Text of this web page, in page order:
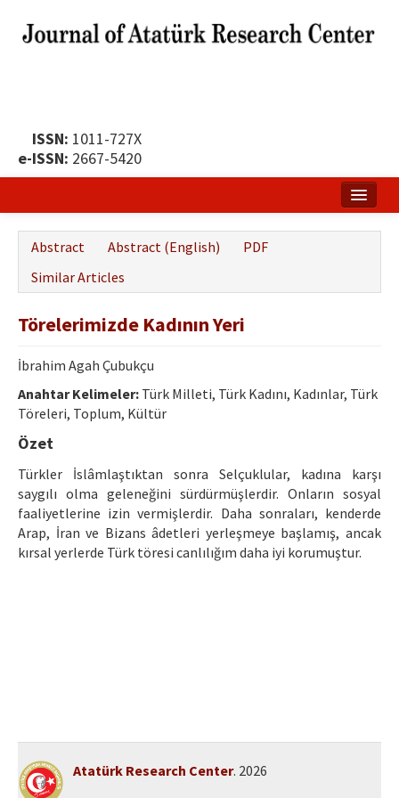
ISSN: 1011-727X
e-ISSN: 2667-5420
Publication Policy
Boards of the Journal
Publication Principles
Ethical Principles
Author's Guide
Refereeing Guide
Contact Us
Abstract Abstract (English)
PDF
Similar Articles
Törelerimizde Kadının Yeri
İbrahim Agah Çubukçu
Anahtar Kelimeler: Türk Milleti, Türk Kadını, Kadınlar, Türk
Töreleri, Toplum, Kültür
Özet
Türkler İslâmlaştıktan sonra Selçuklular, kadına karşı
saygılı olma geleneğini sürdürmüşlerdir. Onların sosyal
faaliyetlerine izin vermişlerdir. Daha sonraları, kenderde
Arap, İran ve Bizans âdetleri yerleşmeye başlamış, ancak
kırsal yerlerde Türk töresi canlılığım daha iyi korumuştur.
Atatürk Research Center. 2026